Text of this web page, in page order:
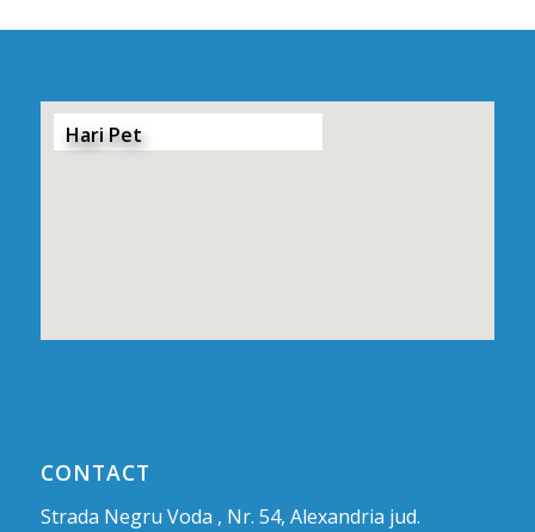
Hari Pet
CONTACT
Strada Negru Voda , Nr. 54, Alexandria jud.